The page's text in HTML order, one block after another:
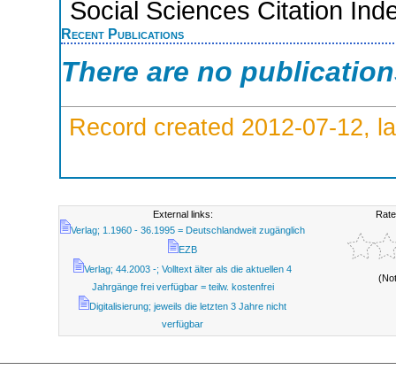
Social Sciences Citation
Recent Publications
There are no
Record created 2012-07-12,
External links:
Verlag; 1.1960 - 36.1995 = Deutschlandweit zugänglich
EZB
Verlag; 44.2003 -; Volltext älter als die aktuellen 4
Jahrgänge frei verfügbar = teilw. kostenfrei
Digitalisierung; jeweils die letzten 3 Jahre nicht
verfügbar